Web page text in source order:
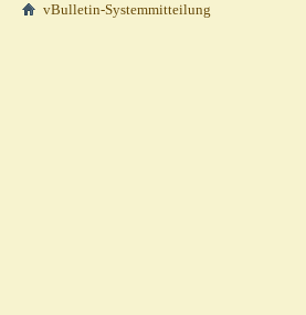
vBulletin-Systemmitteilung